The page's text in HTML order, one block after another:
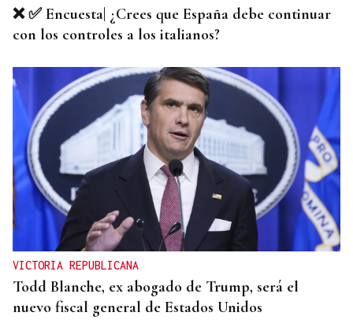
❌ ✅ Encuesta| ¿Crees que España debe continuar
con los controles a los italianos?
VICTORIA REPUBLICANA
Todd Blanche, ex abogado de Trump, será el
nuevo fiscal general de Estados Unidos